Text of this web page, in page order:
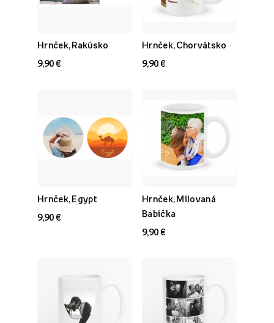
Hrnček, Rakúsko
9,90 €
Hrnček, Chorvátsko
9,90 €
Hrnček, Egypt
9,90 €
Hrnček, Milovaná
Babička
9,90 €